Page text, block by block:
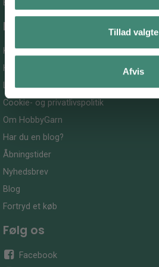
Tillad valgte
Afvis
E-mail:
Information
Kontakt os
Handelsbetingelser
Leveringsbetingelser
Cookie- og privatlivspolitik
Om HobbyGarn
Har du en blog?
Åbningstider
Nyhedsbrev
Blog
Fortryd et køb
Følg os
Facebook